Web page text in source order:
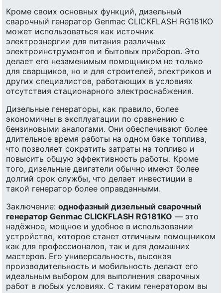
Кроме своих основных функций, дизельный
сварочный генератор Genmac CLICKFLASH RG181KO
может использоваться как источник
электроэнергии для питания различных
электроинструментов и бытовых приборов. Это
делает его незаменимым помощником не только
для сварщиков, но и для строителей, электриков и
других специалистов, работающих в условиях
отсутствия стационарного электроснабжения.
Дизельные генераторы, как правило, более
экономичны в эксплуатации по сравнению с
бензиновыми аналогами. Они обеспечивают более
длительное время работы на одном баке топлива,
что позволяет сократить затраты на топливо и
повысить общую эффективность работы. Кроме
того, дизельные двигатели обычно имеют более
долгий срок службы, что делает инвестиции в
такой генератор более оправданными.
Заключение: однофазный дизельный сварочный
генератор Genmac CLICKFLASH RG181KO — это
надёжное, мощное и удобное в использовании
устройство, которое станет отличным помощником
как для профессионалов, так и для домашних
мастеров. Его универсальность, высокая
производительность и мобильность делают его
идеальным выбором для выполнения сварочных
работ в любых условиях. С таким генератором вы